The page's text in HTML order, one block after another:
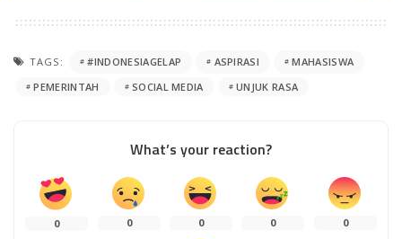
TAGS: #INDONESIAGELAP ASPIRASI
MAHASISWA
PEMERINTAH
SOCIAL MEDIA UNJUK RASA
What’s your reaction?
0 0 0 0 0